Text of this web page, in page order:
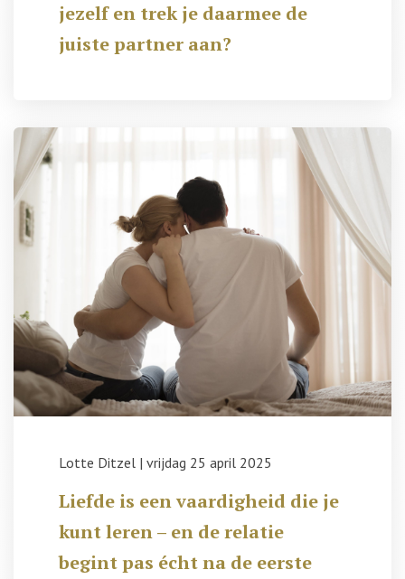
jezelf en trek je daarmee de
juiste partner aan?
Lotte Ditzel | vrijdag 25 april 2025
Liefde is een vaardigheid die je
kunt leren – en de relatie
begint pas écht na de eerste